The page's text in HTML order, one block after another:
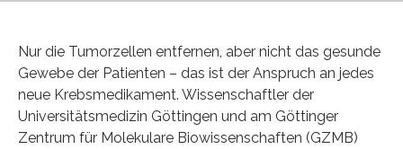
Nur die Tumorzellen entfernen, aber nicht das gesunde
Gewebe der Patienten – das ist der Anspruch an jedes
neue Krebsmedikament. Wissenschaftler der
Universitätsmedizin Göttingen und am Göttinger
Zentrum für Molekulare Biowissenschaften (GZMB)